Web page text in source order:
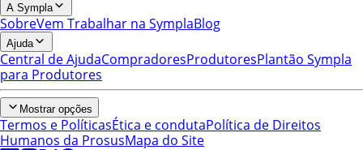
A Sympla
SobreVem Trabalhar na SymplaBlog
Ajuda
Central de AjudaCompradoresProdutoresPlantão Sympla
para Produtores
Mostrar opções
Termos e PolíticasÉtica e condutaPolítica de Direitos
Humanos da ProsusMapa do Site